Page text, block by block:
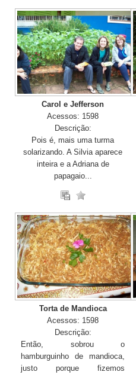
Carol e Jefferson
Acessos: 1598
Descrição:
Pois é, mais uma turma
solarizando. A Silvia aparece
inteira e a Adriana de
papagaio...
Torta de Mandioca
Acessos: 1598
Descrição:
Então, sobrou o
hamburguinho de mandioca,
justo porque fizemos